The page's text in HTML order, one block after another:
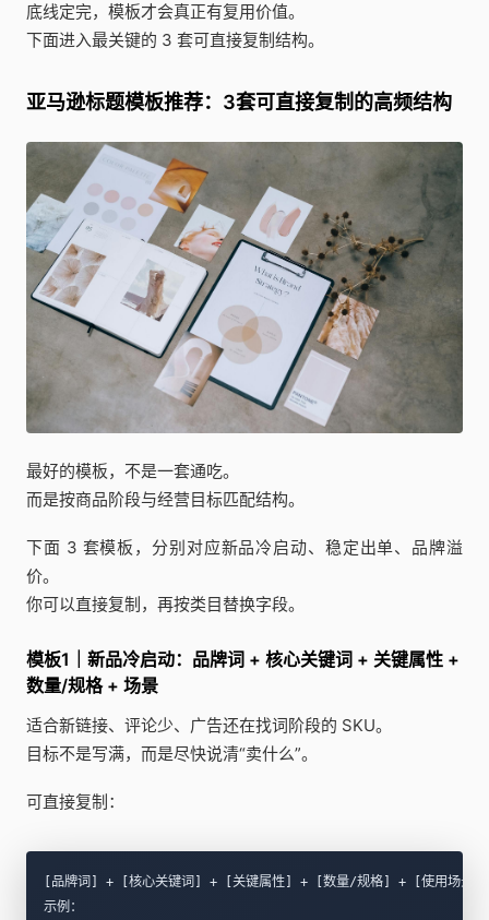
底线定完，模板才会真正有复用价值。
下面进入最关键的 3 套可直接复制结构。
亚马逊标题模板推荐：3套可直接复制的高频结构
最好的模板，不是一套通吃。
而是按商品阶段与经营目标匹配结构。
下面 3 套模板，分别对应新品冷启动、稳定出单、品牌溢
价。
你可以直接复制，再按类目替换字段。
模板1｜新品冷启动：品牌词 + 核心关键词 + 关键属性 +
数量/规格 + 场景
适合新链接、评论少、广告还在找词阶段的 SKU。
目标不是写满，而是尽快说清“卖什么”。
可直接复制：
[品牌词] + [核心关键词] + [关键属性] + [数量/规格] + [使用场景]
示例：